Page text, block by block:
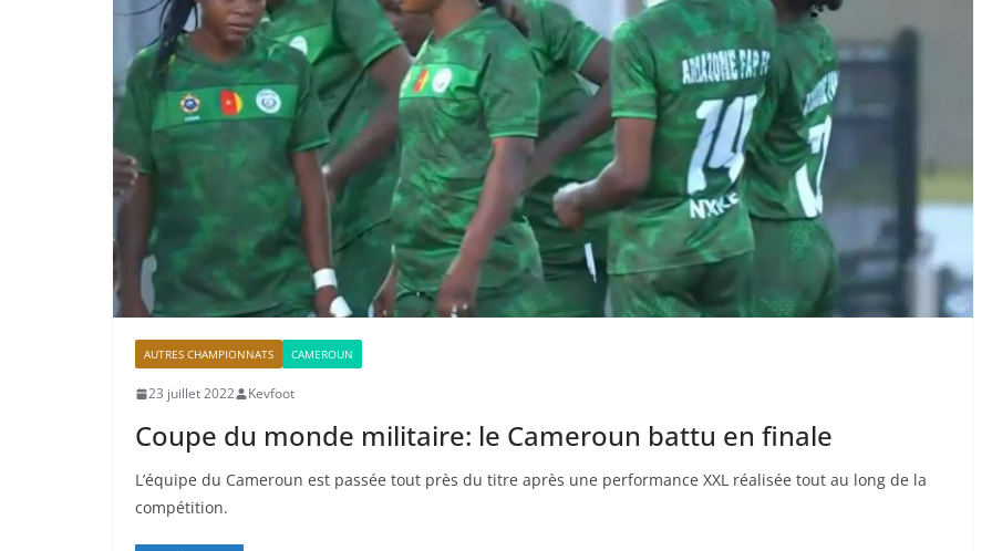
AUTRES CHAMPIONNATS CAMEROUN
23 juillet 2022 Kevfoot
Coupe du monde militaire: le Cameroun battu en finale
L’équipe du Cameroun est passée tout près du titre après une performance XXL réalisée tout au long de la
compétition.